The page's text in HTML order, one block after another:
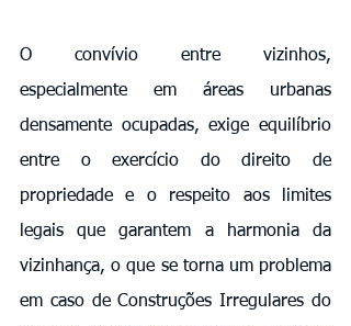
O convívio entre vizinhos,
especialmente em áreas urbanas
densamente ocupadas, exige equilíbrio
entre o exercício do direito de
propriedade e o respeito aos limites
legais que garantem a harmonia da
vizinhança, o que se torna um problema
em caso de Construções Irregulares do